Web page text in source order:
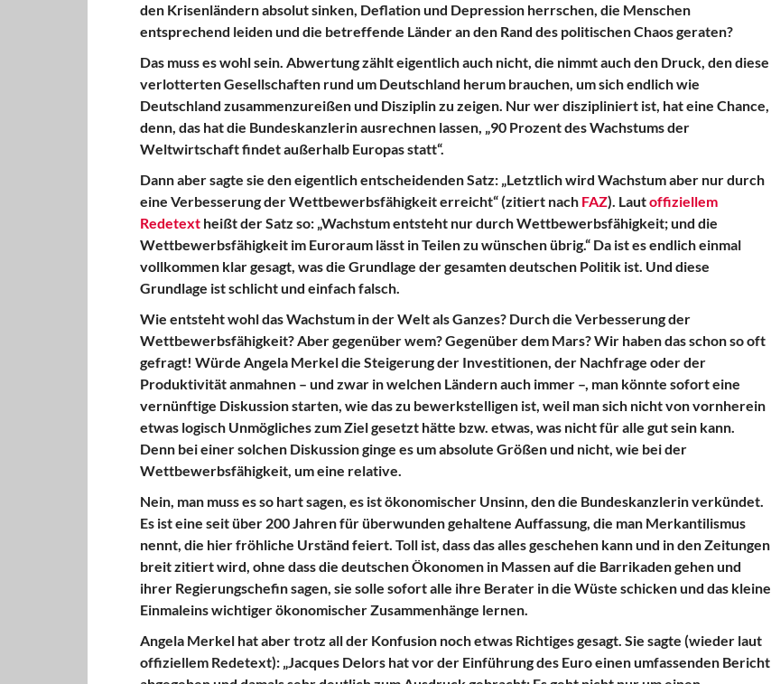
den Krisenländern absolut sinken, Deflation und Depression herrschen, die Menschen
entsprechend leiden und die betreffende Länder an den Rand des politischen Chaos geraten?
Das muss es wohl sein. Abwertung zählt eigentlich auch nicht, die nimmt auch den Druck, den diese
verlotterten Gesellschaften rund um Deutschland herum brauchen, um sich endlich wie
Deutschland zusammenzureißen und Disziplin zu zeigen. Nur wer diszipliniert ist, hat eine Chance,
denn, das hat die Bundeskanzlerin ausrechnen lassen, „90 Prozent des Wachstums der
Weltwirtschaft findet außerhalb Europas statt“.
Dann aber sagte sie den eigentlich entscheidenden Satz: „Letztlich wird Wachstum aber nur durch
eine Verbesserung der Wettbewerbsfähigkeit erreicht“ (zitiert nach FAZ). Lautoffiziellem
Redetextheißt der Satz so: „Wachstum entsteht nur durch Wettbewerbsfähigkeit; und die
Wettbewerbsfähigkeit im Euroraum lässt in Teilen zu wünschen übrig.“ Da ist es endlich einmal
vollkommen klar gesagt, was die Grundlage der gesamten deutschen Politik ist. Und diese
Grundlage ist schlicht und einfach falsch.
Wie entsteht wohl das Wachstum in der Welt als Ganzes? Durch die Verbesserung der
Wettbewerbsfähigkeit? Aber gegenüber wem? Gegenüber dem Mars? Wir haben das schon so oft
gefragt! Würde Angela Merkel die Steigerung der Investitionen, der Nachfrage oder der
Produktivität anmahnen – und zwar in welchen Ländern auch immer –, man könnte sofort eine
vernünftige Diskussion starten, wie das zu bewerkstelligen ist, weil man sich nicht von vornherein
etwas logisch Unmögliches zum Ziel gesetzt hätte bzw. etwas, was nicht für alle gut sein kann.
Denn bei einer solchen Diskussion ginge es um absolute Größen und nicht, wie bei der
Wettbewerbsfähigkeit, um eine relative.
Nein, man muss es so hart sagen, es ist ökonomischer Unsinn, den die Bundeskanzlerin verkündet.
Es ist eine seit über 200 Jahren für überwunden gehaltene Auffassung, die man Merkantilismus
nennt, die hier fröhliche Urständ feiert. Toll ist, dass das alles geschehen kann und in den Zeitungen
breit zitiert wird, ohne dass die deutschen Ökonomen in Massen auf die Barrikaden gehen und
ihrer Regierungschefin sagen, sie solle sofort alle ihre Berater in die Wüste schicken und das kleine
Einmaleins wichtiger ökonomischer Zusammenhänge lernen.
Angela Merkel hat aber trotz all der Konfusion noch etwas Richtiges gesagt. Sie sagte (wieder laut
offiziellem Redetext): „Jacques Delors hat vor der Einführung des Euro einen umfassenden Bericht